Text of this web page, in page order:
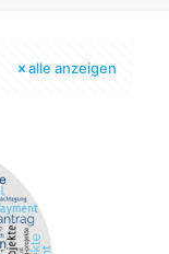
alle anzeigen